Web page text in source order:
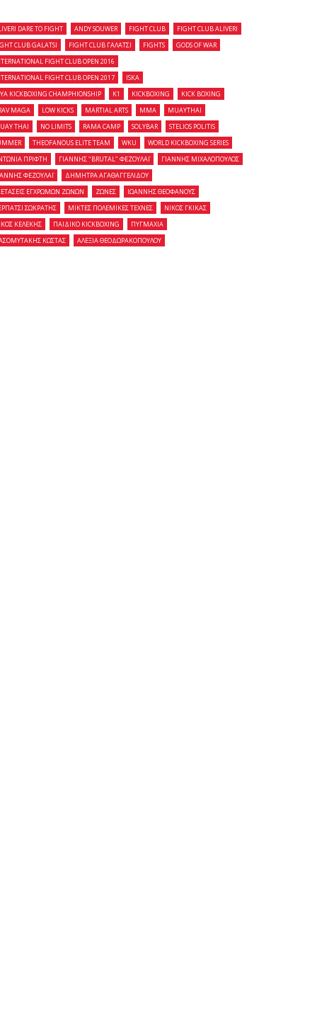
DARE TO FIGHT ANDY SOUWER FIGHT CLUB
FIGHT CLUB ALIVERI
CLUB GALATSI
FIGHT CLUB ΓΑΛΑΤΣΙ FIGHTS
GODS OF WAR
FIGHT CLUB OPEN 2016
FIGHT CLUB OPEN 2017
ISKA
KICKBOXING CHAMPHIONSHIP
K1 KICKBOXING
KICK BOXING
MAGA
LOW KICKS MARTIAL ARTS MMA
MUAYTHAI
THAI
NO LIMITS RAMA CAMP SOLYBAR
STELIOS POLITIS
THEOFANOUS ELITE TEAM WKU
WORLD KICKBOXING SERIES
ΠΡΙΦΤΗ
ΓΙΑΝΝΗΣ "BRUTAL" ΦΕΖΟΥΛΑΪ
ΓΙΑΝΝΗΣ ΜΙΧΑΛΟΠΟΥΛΟΣ
ΦΕΖΟΥΛΑΪ
ΔΗΜΗΤΡΑ ΑΓΑΘΑΓΓΕΛΙΔΟΥ
ΕΓΧΡΩΜΩΝ ΖΩΝΩΝ
ΖΩΝΕΣ
ΙΩΑΝΝΗΣ ΘΕΟΦΑΝΟΥΣ
ΣΩΚΡΑΤΗΣ
ΜΙΚΤΕΣ ΠΟΛΕΜΙΚΕΣ ΤΕΧΝΕΣ
ΝΙΚΟΣ ΓΚΙΚΑΣ
ΚΕΛΕΚΗΣ
ΠΑΙΔΙΚΟ KICKBOXING
ΠΥΓΜΑΧΙΑ
ΚΩΣΤΑΣ
ΑΛΕΞΙΑ ΘΕΟΔΩΡΑΚΟΠΟΥΛΟΥ